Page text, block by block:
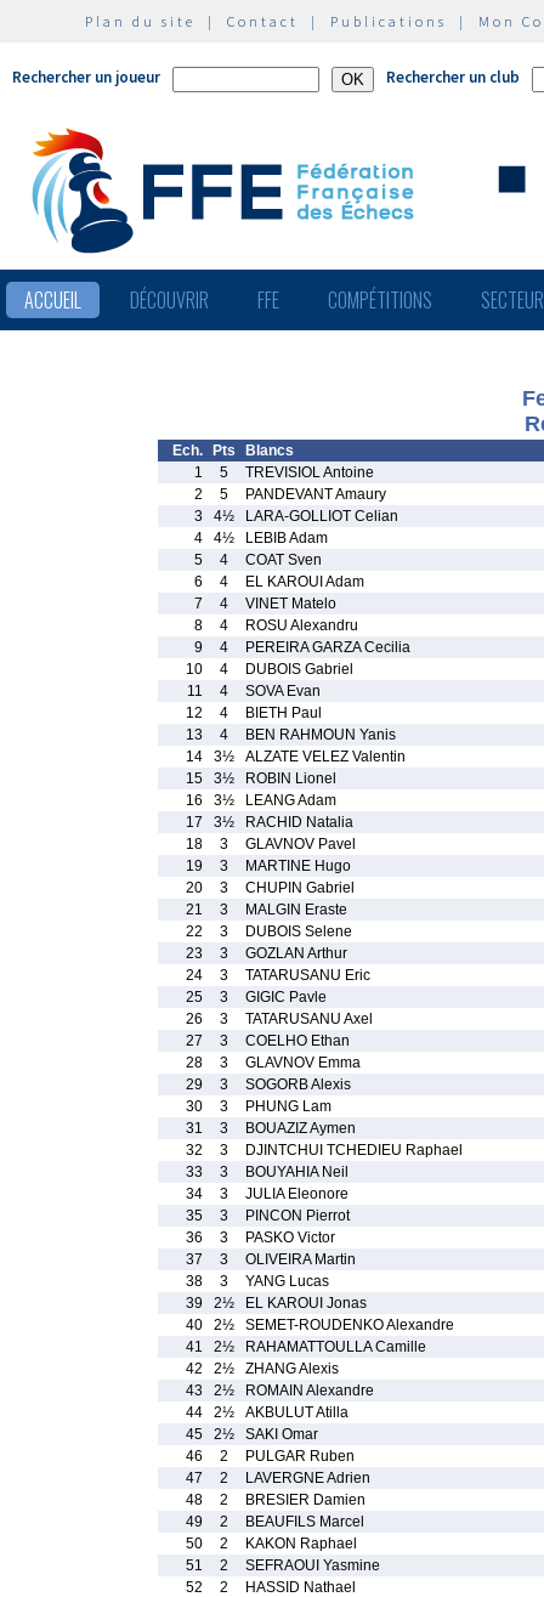
Plan du site | Contact | Publications | Mon
Rechercher un joueur Rechercher un club
ACCUEIL DÉCOUVRIR FFE COMPÉTITIONS
Ech. Pts
Blancs
1
5
TREVISIOL Antoine
2
5
PANDEVANT Amaury
3
4½
LARA-GOLLIOT Celian
4
4½
LEBIB Adam
5
4
COAT Sven
6
4
EL KAROUI Adam
7
4
VINET Matelo
8
4
ROSU Alexandru
9
4
PEREIRA GARZA Cecilia
10
4
DUBOIS Gabriel
11
4
SOVA Evan
12
4
BIETH Paul
13
4
BEN RAHMOUN Yanis
14
3½
ALZATE VELEZ Valentin
15
3½
ROBIN Lionel
16
3½
LEANG Adam
17
3½
RACHID Natalia
18
3
GLAVNOV Pavel
19
3
MARTINE Hugo
20
3
CHUPIN Gabriel
21
3
MALGIN Eraste
22
3
DUBOIS Selene
23
3
GOZLAN Arthur
24
3
TATARUSANU Eric
25
3
GIGIC Pavle
26
3
TATARUSANU Axel
27
3
COELHO Ethan
28
3
GLAVNOV Emma
29
3
SOGORB Alexis
30
3
PHUNG Lam
31
3
BOUAZIZ Aymen
32
3
DJINTCHUI TCHEDIEU Raphael
33
3
BOUYAHIA Neil
34
3
JULIA Eleonore
35
3
PINCON Pierrot
36
3
PASKO Victor
37
3
OLIVEIRA Martin
38
3
YANG Lucas
39
2½
EL KAROUI Jonas
40
2½
SEMET-ROUDENKO Alexandre
41
2½
RAHAMATTOULLA Camille
42
2½
ZHANG Alexis
43
2½
ROMAIN Alexandre
44
2½
AKBULUT Atilla
45
2½
SAKI Omar
46
2
PULGAR Ruben
47
2
LAVERGNE Adrien
48
2
BRESIER Damien
49
2
BEAUFILS Marcel
50
2
KAKON Raphael
51
2
SEFRAOUI Yasmine
52
2
HASSID Nathael